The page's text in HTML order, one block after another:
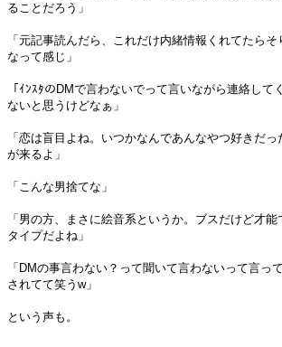
ることだろう」
「元記事読んだら、これだけ内緒情報くれてたら
なって感じ」
「ｲﾝｽﾀのDMで言わないでって言いながら連絡して
ないと思うけどなぁ」
「恋は盲目よね。いつかなんであんなやつ好きだ
が来るよ」
「こんな男捨てな」
「男の方、まさに絵音系というか。ブスだけど才
タイプだよね」
「DMの事言わない？って聞いて言わないって言っ
されてて笑うw」
という声も。